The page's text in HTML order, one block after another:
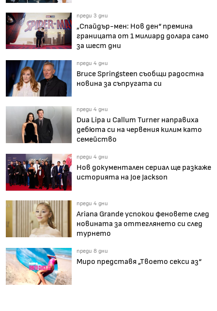
преди 3 дни
„Спайдър-мен: Нов ден“ премина
границата от 1 милиард долара само
за шест дни
преди 4 дни
Bruce Springsteen съобщи радостна
новина за съпругата си
преди 4 дни
Dua Lipa и Callum Turner направиха
дебюта си на червения килим като
семейство
преди 4 дни
Нов документален сериал ще разкаже
историята на Joe Jackson
преди 4 дни
Ariana Grande успокои феновете след
новината за оттеглянето си след
турнето
преди 8 дни
Миро представя „Твоето секси аз“